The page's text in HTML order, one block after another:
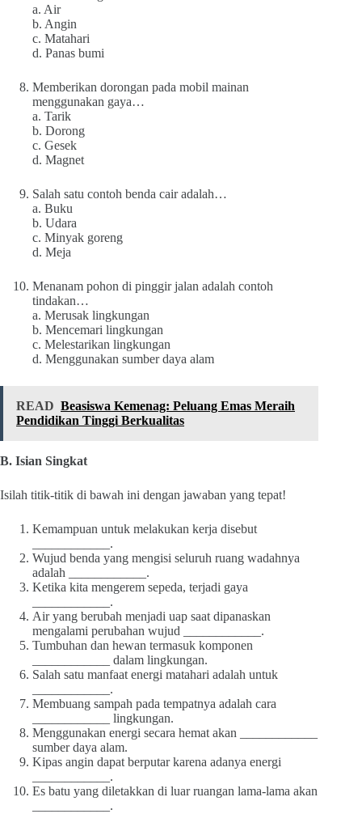
a. Air
b. Angin
c. Matahari
d. Panas bumi
Memberikan dorongan pada mobil mainan
menggunakan gaya…
a. Tarik
b. Dorong
c. Gesek
d. Magnet
Salah satu contoh benda cair adalah…
a. Buku
b. Udara
c. Minyak goreng
d. Meja
Menanam pohon di pinggir jalan adalah contoh
tindakan…
a. Merusak lingkungan
b. Mencemari lingkungan
c. Melestarikan lingkungan
d. Menggunakan sumber daya alam
READ Beasiswa Kemenag: Peluang Emas Meraih
Pendidikan Tinggi Berkualitas
B. Isian Singkat
Isilah titik-titik di bawah ini dengan jawaban yang tepat!
Kemampuan untuk melakukan kerja disebut
____________.
Wujud benda yang mengisi seluruh ruang wadahnya
adalah ____________.
Ketika kita mengerem sepeda, terjadi gaya
____________.
Air yang berubah menjadi uap saat dipanaskan
mengalami perubahan wujud ____________.
Tumbuhan dan hewan termasuk komponen
____________ dalam lingkungan.
Salah satu manfaat energi matahari adalah untuk
____________.
Membuang sampah pada tempatnya adalah cara
____________ lingkungan.
Menggunakan energi secara hemat akan ____________
sumber daya alam.
Kipas angin dapat berputar karena adanya energi
____________.
Es batu yang diletakkan di luar ruangan lama-lama akan
____________.